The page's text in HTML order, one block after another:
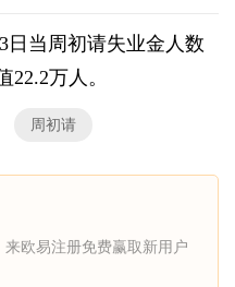
日当周初请失业金人数
万人。
周初请
欧易注册免费赢取新用户